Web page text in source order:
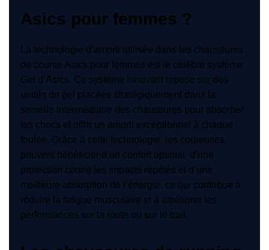
Asics pour femmes ?
La technologie d’amorti utilisée dans les chaussures
de course Asics pour femmes est le célèbre système
Gel d’Asics. Ce système innovant repose sur des
unités de gel placées stratégiquement dans la
semelle intermédiaire des chaussures pour absorber
les chocs et offrir un amorti exceptionnel à chaque
foulée. Grâce à cette technologie, les coureuses
peuvent bénéficier d’un confort optimal, d’une
protection contre les impacts répétés et d’une
meilleure absorption de l’énergie, ce qui contribue à
réduire la fatigue musculaire et à améliorer les
performances sur la route ou sur le trail.